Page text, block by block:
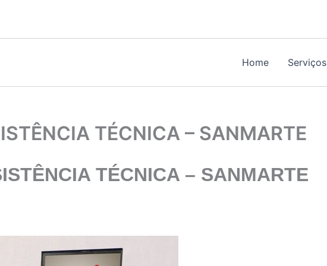
Home Serviços
TÉCNICA – SANMARTE
TÉCNICA – SANMARTE